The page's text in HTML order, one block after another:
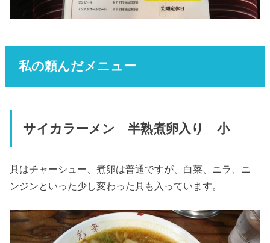
私の頼んだメニュー
サイカラーメン 半熟煮卵入り 小
具はチャーシュー、煮卵は普通ですが、白菜、ニラ、ニ
ンジンといった少し変わった具も入っています。